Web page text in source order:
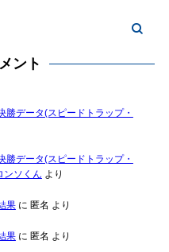
ント
データ(スピードトラップ・
データ(スピードトラップ・
ンソくん より
果に 匿名 より
果に 匿名 より